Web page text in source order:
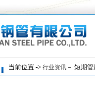
前位置 -> 行业资讯 － 短期